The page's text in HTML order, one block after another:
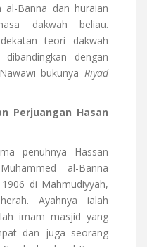
al-Banna dan huraian
dakwah beliau.
teori dakwah
dengan
bukunya Riyad
Perjuangan Hasan
penuhnya Hassan
al-Banna
di Mahmudiyyah,
Ayahnya ialah
imam masjid yang
dan juga seorang